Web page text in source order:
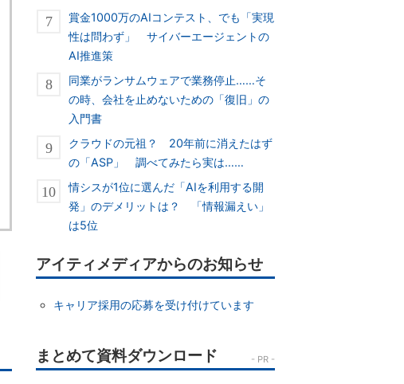
賞金1000万のAIコンテスト、でも「実現
性は問わず」 サイバーエージェントの
AI推進策
同業がランサムウェアで業務停止……そ
の時、会社を止めないための「復旧」の
入門書
クラウドの元祖？ 20年前に消えたはず
の「ASP」 調べてみたら実は……
情シスが1位に選んだ「AIを利用する開
発」のデメリットは？ 「情報漏えい」
は5位
アイティメディアからのお知らせ
キャリア採用の応募を受け付けています